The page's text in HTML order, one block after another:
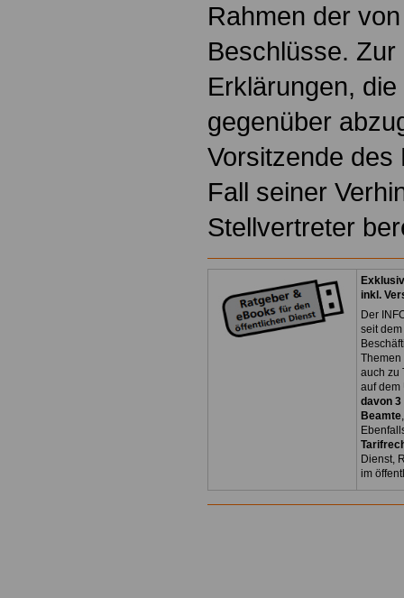
Rahmen der
Beschlüsse.
Erklärungen,
gegenüber
Vorsitzende des
Fall seiner
Stellvertreter
inkl.
Der
seit
Themen
auch zu
auf dem
davon 3
Beamte
Dienst,
im